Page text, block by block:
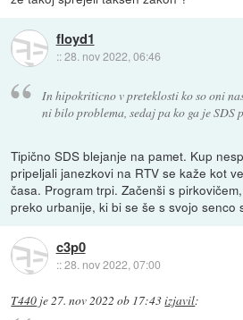
floyd1
::28. nov 2022, 06:46
In hipokriticno v preteklosti ko so oni
ni bilo problema, sedaj pa ko ga je SDS
Tipično SDS blejanje na pamet. Kup
pripeljali janezkovi na RTV se kaže kot
časa. Program trpi. Začenši s
preko urbanije, ki bi se še s svojo senco
c3p0
::28. nov 2022, 07:00
T440 je27. nov 2022 ob 17:43izjavil: